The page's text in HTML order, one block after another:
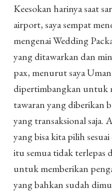
Keesokan harinya saat
airport, saya sempat
mengenai Wedding
yang ditawarkan dan
pax, menurut saya
dipertimbangkan untuk
tawaran yang diberikan
yang transaksional saja.
yang bisa kita pilih
itu semua tidak terlepas
untuk memberikan
yang bahkan sudah